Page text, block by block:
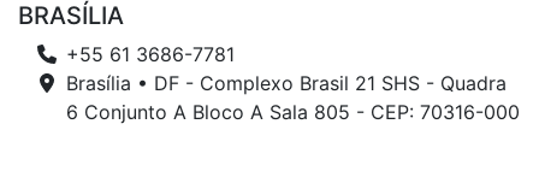
BRASÍLIA
+55 61 3686-7781
Brasília • DF - Complexo Brasil 21 SHS - Quadra
6 Conjunto A Bloco A Sala 805 - CEP: 70316-000